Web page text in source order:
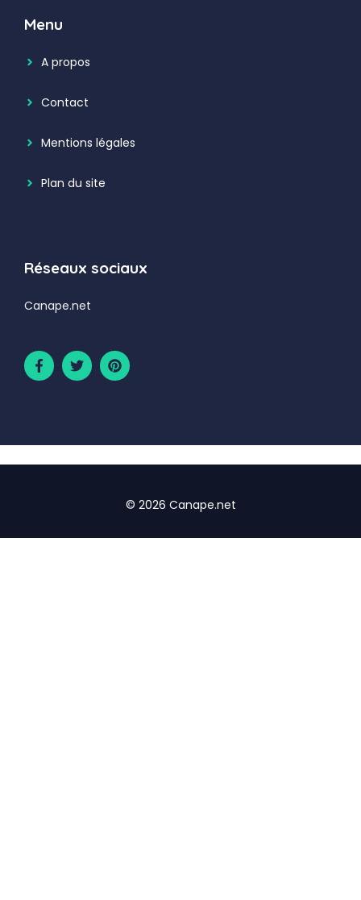
Menu
A propos
Contact
Mentions légales
Plan du site
Réseaux sociaux
Canape.net
© 2026 Canape.net